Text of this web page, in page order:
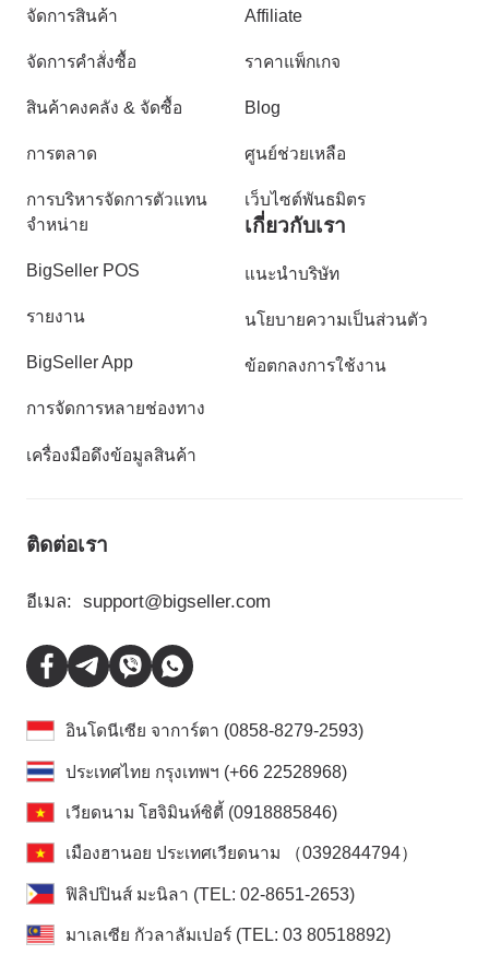
จัดการสินค้า
จัดการคำสั่งซื้อ
สินค้าคงคลัง & จัดซื้อ
การตลาด
การบริหารจัดการตัวแทน
จำหน่าย
BigSeller POS
รายงาน
BigSeller App
การจัดการหลายช่องทาง
เครื่องมือดึงข้อมูลสินค้า
Affiliate
ราคาแพ็กเกจ
Blog
ศูนย์ช่วยเหลือ
เว็บไซต์พันธมิตร
เกี่ยวกับเรา
แนะนำบริษัท
นโยบายความเป็นส่วนตัว
ข้อตกลงการใช้งาน
ติดต่อเรา
อีเมล: support@bigseller.com
อินโดนีเซีย จาการ์ตา (0858-8279-2593)
ประเทศไทย กรุงเทพฯ (+66 22528968)
เวียดนาม โฮจิมินห์ซิตี้ (0918885846)
เมืองฮานอย ประเทศเวียดนาม （0392844794）
ฟิลิปปินส์ มะนิลา (TEL: 02-8651-2653)
มาเลเซีย กัวลาลัมเปอร์ (TEL: 03 80518892)